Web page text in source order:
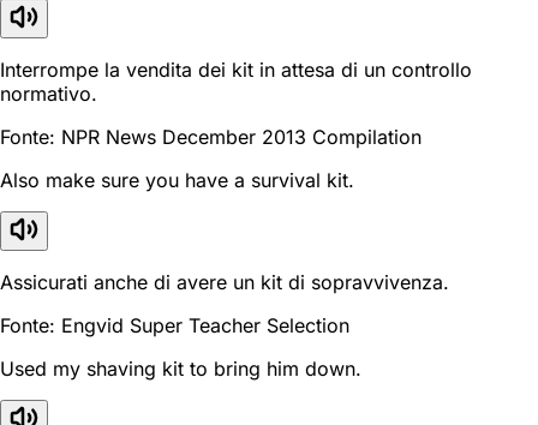
Interrompe la vendita dei kit in attesa di un controllo
normativo.
Fonte: NPR News December 2013 Compilation
Also make sure you have a survival kit.
Assicurati anche di avere un kit di sopravvivenza.
Fonte: Engvid Super Teacher Selection
Used my shaving kit to bring him down.